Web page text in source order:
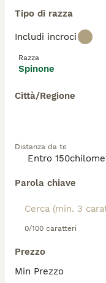
Tipo di razza
Includi incroci
Razza
Spinone
Città/Regione
Distanza da te
Parola chiave
0/100 caratteri
Prezzo
Min Prezzo